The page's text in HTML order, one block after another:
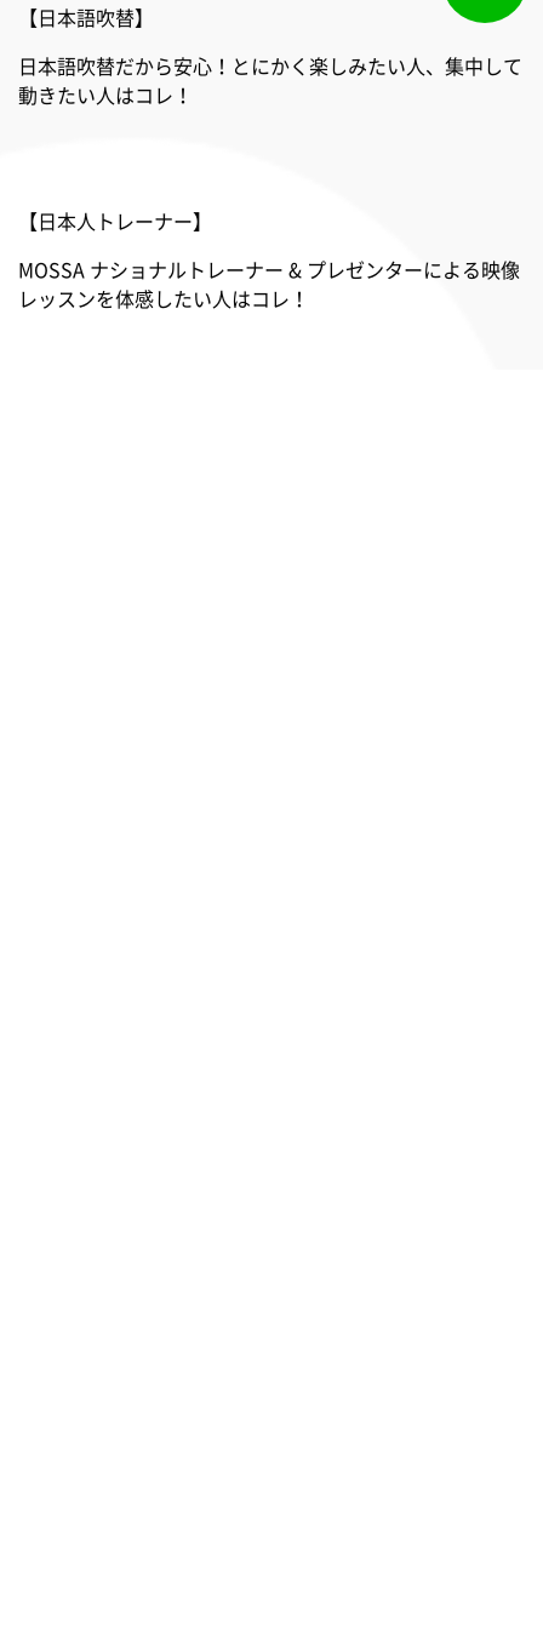
【日本語吹替】
日本語吹替だから安心！とにかく楽しみたい人、集中して
動きたい人はコレ！
【日本人トレーナー】
MOSSA ナショナルトレーナー & プレゼンターによる映像
レッスンを体感したい人はコレ！